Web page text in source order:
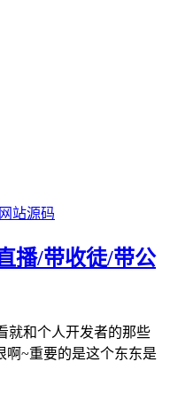
网站源码
播/带收徒/带公
就和个人开发者的那些
啊~重要的是这个东东是